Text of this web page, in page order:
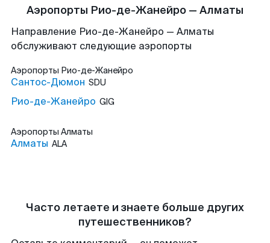
Аэропорты Рио-де-Жанейро — Алматы
Направление Рио-де-Жанейро — Алматы
обслуживают следующие аэропорты
Аэропорты Рио-де-Жанейро
Сантос-Дюмон SDU
Рио-де-Жанейро GIG
Аэропорты Алматы
Алматы ALA
Часто летаете и знаете больше других
путешественников?